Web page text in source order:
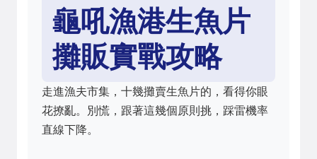
龜吼漁港生魚片
攤販實戰攻略
走進漁夫市集，十幾攤賣生魚片的，看得你眼
花撩亂。別慌，跟著這幾個原則挑，踩雷機率
直線下降。